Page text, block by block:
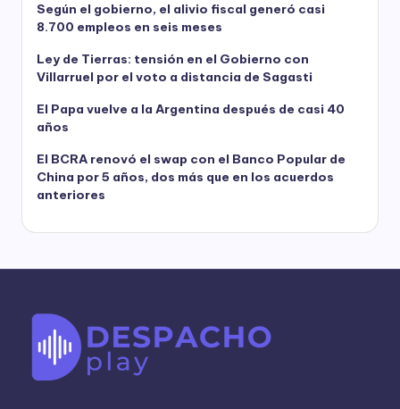
Según el gobierno, el alivio fiscal generó casi
8.700 empleos en seis meses
Ley de Tierras: tensión en el Gobierno con
Villarruel por el voto a distancia de Sagasti
El Papa vuelve a la Argentina después de casi 40
años
El BCRA renovó el swap con el Banco Popular de
China por 5 años, dos más que en los acuerdos
anteriores